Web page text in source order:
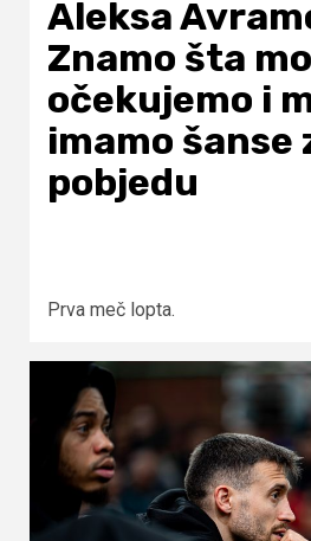
Aleksa
Znamo šta
očekujemo i
imamo šanse
pobjedu
Prva meč lopta.